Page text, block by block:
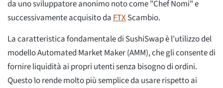
da uno sviluppatore anonimo noto come "Chef Nomi" e
successivamente acquisito daFTXScambio.
La caratteristica fondamentale di SushiSwap è l'utilizzo del
modello Automated Market Maker (AMM), che gli consente di
fornire liquidità ai propri utenti senza bisogno di ordini.
Questo lo rende molto più semplice da usare rispetto ai